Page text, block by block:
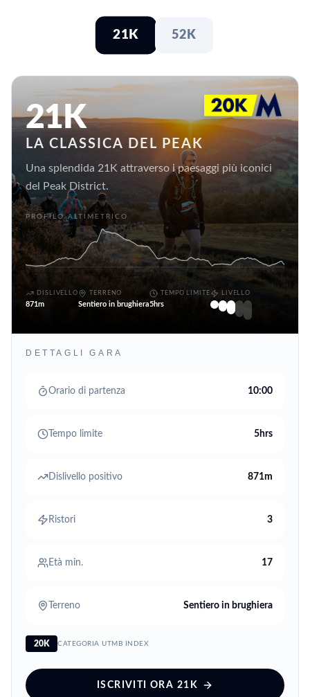
21K 52K
21K
LA CLASSICA DEL PEAK
Una splendida 21K attraverso i paesaggi più iconici
del Peak District.
PROFILO ALTIMETRICO
DISLIVELLO
871m
TERRENO
Sentiero in brughiera
TEMPO LIMITE
5hrs
LIVELLO
DETTAGLI GARA
Orario di partenza 10:00
Tempo limite 5hrs
Dislivello positivo 871m
Ristori 3
Età min. 17
Terreno Sentiero in brughiera
20K CATEGORIA UTMB INDEX
ISCRIVITI ORA 21K